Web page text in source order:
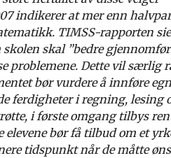
indikerer at mer enn
TIMSS-rapporten
skal ”bedre
problemene. Dette vil særlig
bør vurdere å innføre
ferdigheter i regning, lesing
i første omgang tilbys
bør få tilbud om et
tidspunkt når de måtte